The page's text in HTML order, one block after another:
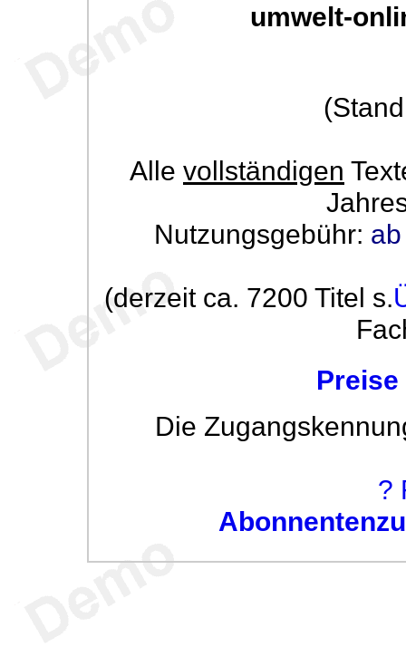
umwelt-
Alle vollständigen
Nutzungsgebühr:
(derzeit ca. 7200 Titel s.
Die
?